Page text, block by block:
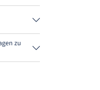
zu jeder
Du den
keine
zu
innerhalb